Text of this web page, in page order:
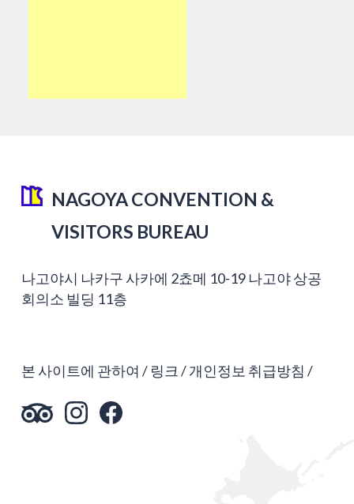
NAGOYA CONVENTION &
VISITORS BUREAU
나고야시 나카구 사카에 2쵸메 10-19 나고야 상공
회의소 빌딩 11층
본 사이트에 관하여 링크 개인정보 취급방침